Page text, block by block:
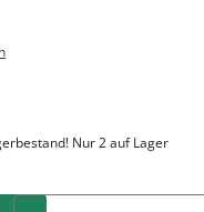
Nur 2 auf Lager